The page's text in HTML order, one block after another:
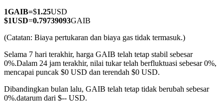
USDC Berjangka
1GAIB=$1.25USD
$1USD=0.79739093GAIB
(Catatan: Biaya pertukaran dan biaya gas tidak termasuk.)
Selama 7 hari terakhir, harga GAIB telah tetap stabil sebesar
0%.Dalam 24 jam terakhir, nilai tukar telah berfluktuasi sebesar 0%,
mencapai puncak $0 USD dan terendah $0 USD.
Dibandingkan bulan lalu, GAIB telah tetap tidak berubah sebesar
0%.datarum dari $-- USD.